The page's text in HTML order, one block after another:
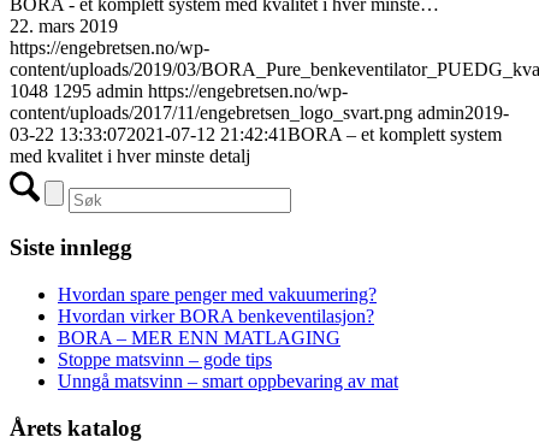
22. mars 2019
https://engebretsen.no/wp-
content/uploads/2019/03/
1048 1295 admin https://engebretsen.no/wp-
content/uploads/2017/11/engebretsen_logo_svart.png admin2019-
03-22 13:33:072021-07-12 21:42:41BORA – et komplett system
med kvalitet i hver minste detalj
Siste innlegg
Hvordan spare penger med vakuumering?
Hvordan virker BORA benkeventilasjon?
BORA – MER ENN MATLAGING
Stoppe matsvinn – gode tips
Unngå matsvinn – smart oppbevaring av mat
Årets katalog